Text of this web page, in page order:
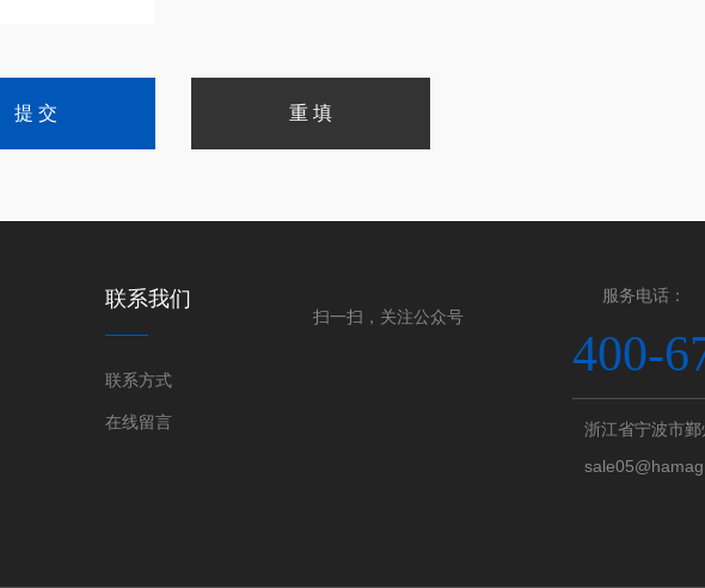
联系我们
联系方式
在线留言
扫一扫，关注公众号
服务电话：
400-
浙江省宁波市